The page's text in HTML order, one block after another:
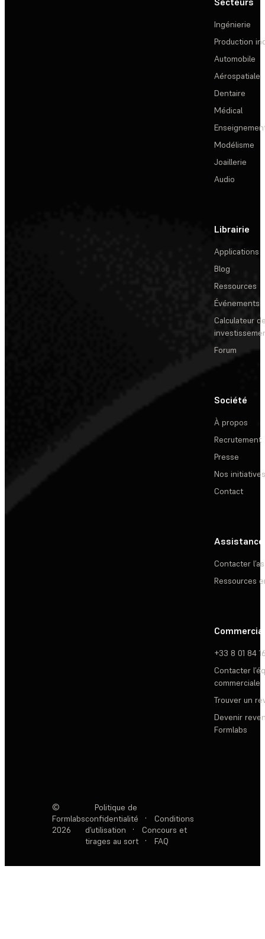
Ingénierie
Production
Automobile
Aérospatiale
Dentaire
Médical
Modélisme
Joaillerie
Audio
Librairie
Applications
Blog
Ressources
Événements
Calculateur
Forum
Société
À propos
Recrutement
Presse
Nos initiatives
Contact
Assistance
Contacter
Ressources
Commercial
+33 8 01 84
Contacter
commerciale
Trouver un
Devenir
Formlabs
©
Formlabs
2026
Politique de
confidentialité
·
Conditions
d’utilisation
·
Concours et
tirages au sort
· FAQ